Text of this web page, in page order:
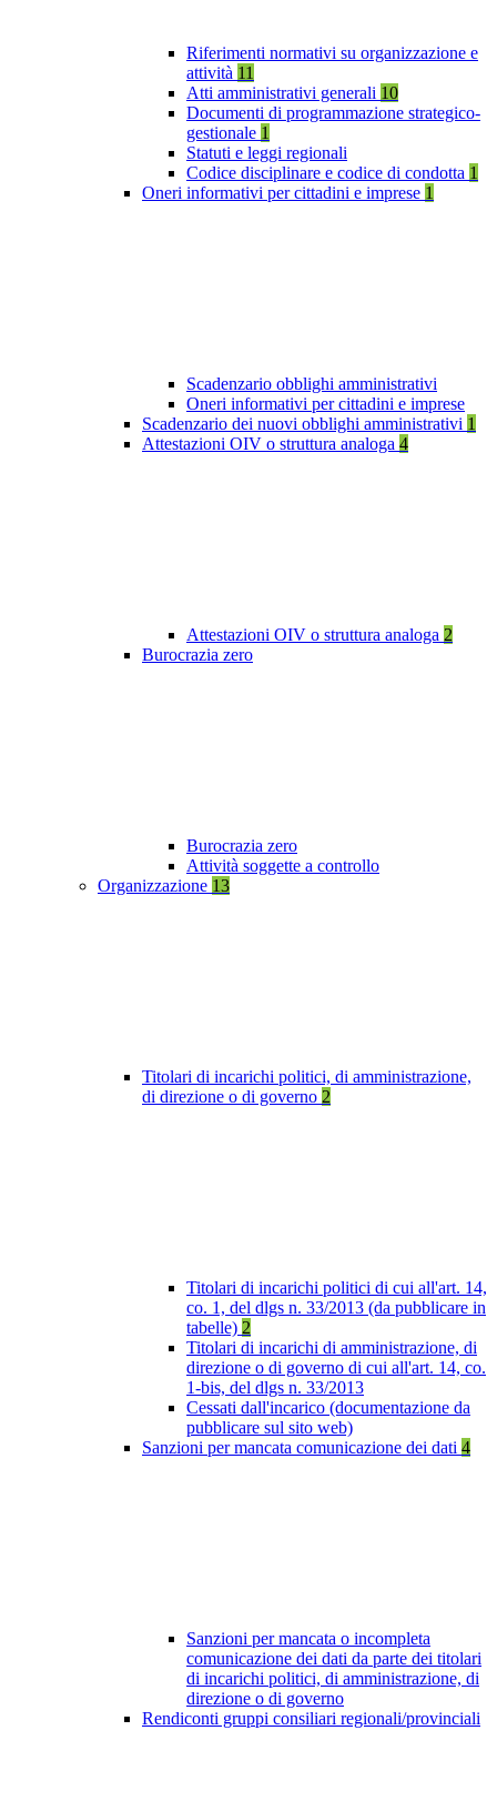
Riferimenti normativi su organizzazione e
attività 11
Atti amministrativi generali 10
Documenti di programmazione strategico-
gestionale 1
Statuti e leggi regionali
Codice disciplinare e codice di condotta 1
Oneri informativi per cittadini e imprese 1
Scadenzario obblighi amministrativi
Oneri informativi per cittadini e imprese
Scadenzario dei nuovi obblighi amministrativi 1
Attestazioni OIV o struttura analoga 4
Attestazioni OIV o struttura analoga 2
Burocrazia zero
Burocrazia zero
Attività soggette a controllo
Organizzazione 13
Titolari di incarichi politici, di amministrazione,
di direzione o di governo 2
Titolari di incarichi politici di cui all'art. 14,
co. 1, del dlgs n. 33/2013 (da pubblicare in
tabelle) 2
Titolari di incarichi di amministrazione, di
direzione o di governo di cui all'art. 14, co.
1-bis, del dlgs n. 33/2013
Cessati dall'incarico (documentazione da
pubblicare sul sito web)
Sanzioni per mancata comunicazione dei dati 4
Sanzioni per mancata o incompleta
comunicazione dei dati da parte dei titolari
di incarichi politici, di amministrazione, di
direzione o di governo
Rendiconti gruppi consiliari regionali/provinciali